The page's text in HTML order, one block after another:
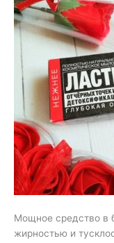
Мощное средство в
жирностью и